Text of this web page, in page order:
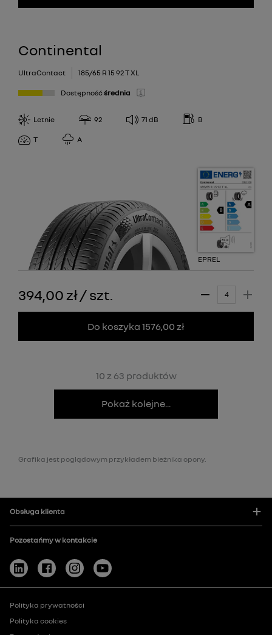
Continental
UltraContact 185/65 R 15 92 T XL
Dostępność średnia
Letnie 92 71 dB B
T A
EPREL
394,00 zł/szt.
Do koszyka 1576,00 zł
10 z 63 produktów
Pokaż kolejne...
Grafika jest poglądowym przykładem bieżnika opony.
Obsługa klienta
Pozostańmy w kontakcie
Polityka prywatności
Polityka cookies